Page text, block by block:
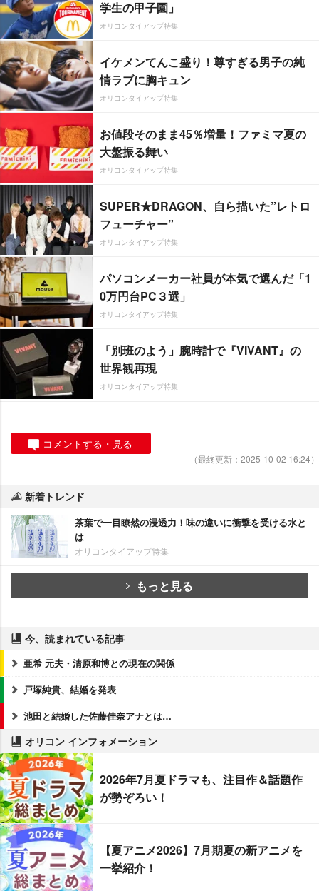
学生の甲子園」
オリコンタイアップ特集
イケメンてんこ盛り！尊すぎる男子の純
情ラブに胸キュン
オリコンタイアップ特集
お値段そのまま45％増量！ファミマ夏の
大盤振る舞い
オリコンタイアップ特集
SUPER★DRAGON、自ら描いた”レトロ
フューチャー”
オリコンタイアップ特集
パソコンメーカー社員が本気で選んだ「1
0万円台PC３選」
オリコンタイアップ特集
「別班のよう」腕時計で『VIVANT』の
世界観再現
オリコンタイアップ特集
コメントする・見る
（最終更新：2025-10-02 16:24）
新着トレンド
茶葉で一目瞭然の浸透力！味の違いに衝撃を受ける水と
は
オリコンタイアップ特集
もっと見る
今、読まれている記事
亜希 元夫・清原和博との現在の関係
戸塚純貴、結婚を発表
池田と結婚した佐藤佳奈アナとは…
オリコン インフォメーション
2026年7月夏ドラマも、注目作＆話題作
が勢ぞろい！
【夏アニメ2026】7月期夏の新アニメを
一挙紹介！